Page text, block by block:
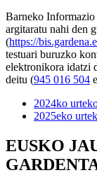
Barneko
argitaratu nahi den
(https://
testuari buruzko
elektronikora idatzi
deitu (945 016 504
2024ko
2025eko
EUSKO